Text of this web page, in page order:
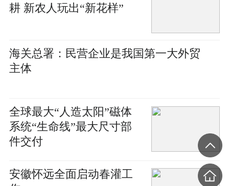
耕 新农人玩出“新花样”
海关总署：民营企业是我国第一大外贸
主体
全球最大“人造太阳”磁体
系统“生命线”最大尺寸部
件交付
安徽怀远全面启动春灌工